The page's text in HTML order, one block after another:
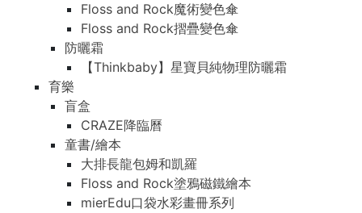
Floss and Rock魔術變色傘
Floss and Rock摺疊變色傘
防曬霜
【Thinkbaby】星寶貝純物理防曬霜
育樂
盲盒
CRAZE降臨曆
童書/繪本
大排長龍包姆和凱羅
Floss and Rock塗鴉磁鐵繪本
mierEdu口袋水彩畫冊系列